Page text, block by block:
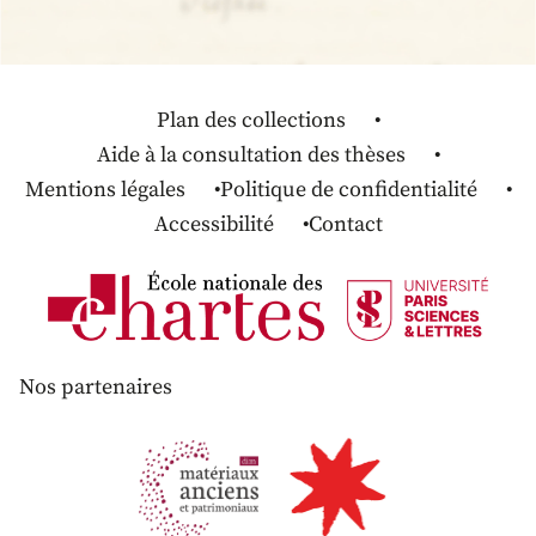
Plan des collections
Aide à la consultation des thèses
Mentions légales
Politique de confidentialité
Accessibilité
Contact
Nos partenaires